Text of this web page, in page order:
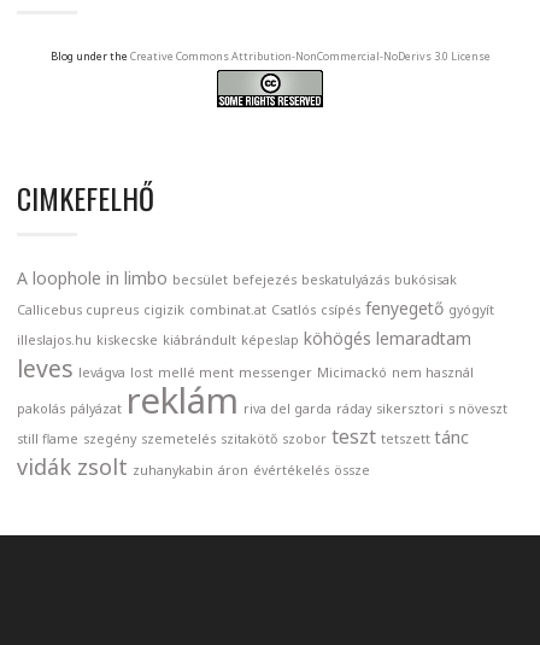
Blog under the Creative Commons Attribution-NonCommercial-NoDerivs 3.0 License
CIMKEFELHŐ
A loophole in limbo becsület befejezés beskatulyázás bukósisak
Callicebus cupreus cigizik combinat.at Csatlós csípés fenyegető gyógyít
illeslajos.hu kiskecske kiábrándult képeslap köhögés lemaradtam
leves levágva lost mellé ment messenger Micimackó nem használ
pakolás pályázat reklám riva del garda ráday sikersztori s növeszt
still flame szegény szemetelés szitakötő szobor teszt tetszett tánc
vidák zsolt zuhanykabin áron évértékelés össze